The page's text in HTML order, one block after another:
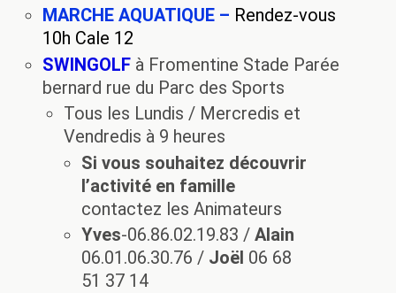
MARCHE AQUATIQUE – Rendez-vous
10h Cale 12
SWINGOLF à Fromentine Stade Parée
bernard rue du Parc des Sports
Tous les Lundis / Mercredis et
Vendredis à 9 heures
Si vous souhaitez découvrir
l’activité en famille
contactez les Animateurs
Yves-06.86.02.19.83 /Alain
06.01.06.30.76 / Joël 06 68
51 37 14